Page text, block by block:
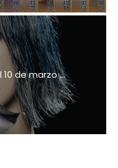
de marzo ...